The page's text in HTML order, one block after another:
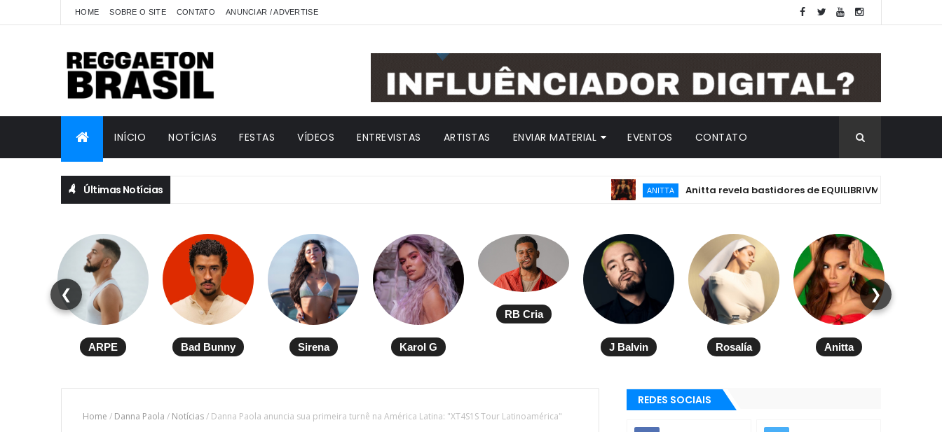
HOME SOBRE O SITE CONTATO ANUNCIAR / ADVERTISE
INÍCIO NOTÍCIAS FESTAS VÍDEOS ENTREVISTAS ARTISTAS ENVIAR MATERIAL EVENTOS CONTATO
Últimas Notícias ANITTA Anitta revela bastidores de EQUILIBRIVM: emoção, essência
❮
ARPE Bad Bunny Sirena Karol G
RB Cria
J Balvin Rosalía Anitta
❯
Home / Danna Paola / Notícias/ Danna Paola anuncia sua primeira turnê na América Latina: "XT4S1S Tour Latinoamérica"
REDES SOCIAIS